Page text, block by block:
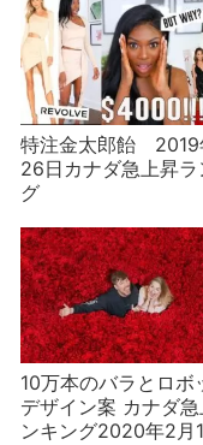
特注金太郎飴 2019
26日カナダ急上昇ラ
グ
10万本のバラとロボ
デザイン案 カナダ急
ンキング2020年2月